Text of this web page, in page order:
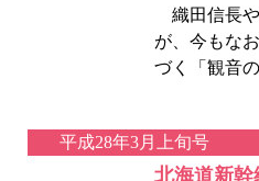
織田信長や
が、今もな
づく「観音
平成28年3月上旬号
北海道新